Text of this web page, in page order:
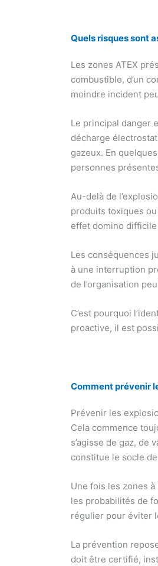
Quels risques sont
Les zones ATEX
combustible, d’un
moindre incident
Le principal danger
décharge
gazeux. En
personnes
Au-delà de
produits toxiques
effet domino difficile
Les conséquences
à une interruption
de l’organisation
C’est pourquoi
proactive, il est
Comment prévenir
Prévenir les
Cela commence
s’agisse de gaz,
constitue le socle
Une fois les zones
les probabilités de
régulier pour éviter
La prévention
doit être certifié,